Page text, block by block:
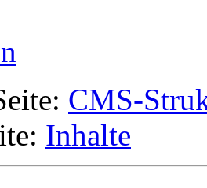
CMS-
Inhalte